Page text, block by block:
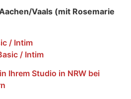
Vaals (mit Rosemarie
/ Intim
/ Intim
Ihrem Studio in NRW bei